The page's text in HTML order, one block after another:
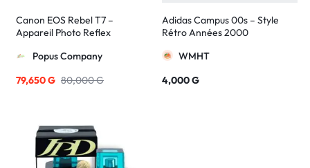
Canon EOS Rebel T7 –
Appareil Photo Reflex
Popus Company
79,650G 80,000G
Adidas Campus 00s – Style
Rétro Années 2000
WMHT
4,000G